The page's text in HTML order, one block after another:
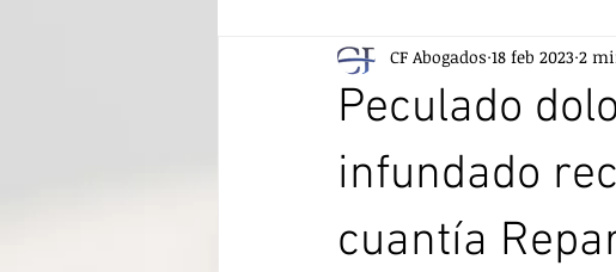
Peculado
infundado
cuantía
CF Abogados 18 feb 2023 2